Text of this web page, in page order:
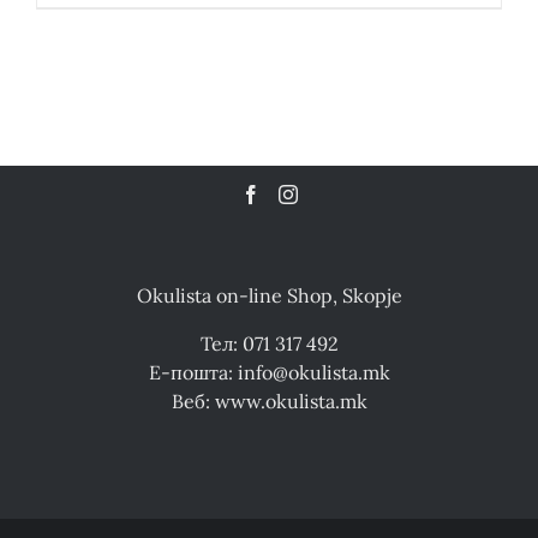
Okulista on-line Shop, Skopje
Тел: 071 317 492
Е-пошта: info@okulista.mk
Веб: www.okulista.mk